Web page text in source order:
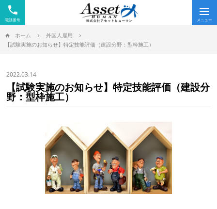
phone
ホーム
外国人雇用
【試験実施のお知らせ】特定技能評価（建設分野：型枠施工）
2022.03.14
【試験実施のお知らせ】特定技能評価（建設分
野：型枠施工）